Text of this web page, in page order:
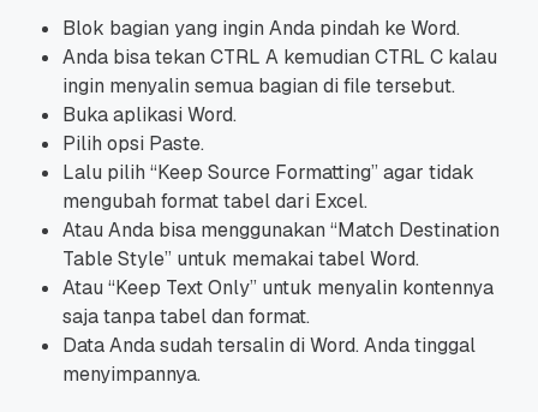
Blok bagian yang ingin Anda pindah ke Word.
Anda bisa tekan CTRL A kemudian CTRL C kalau
ingin menyalin semua bagian di file tersebut.
Buka aplikasi Word.
Pilih opsi Paste.
Lalu pilih “Keep Source Formatting” agar tidak
mengubah format tabel dari Excel.
Atau Anda bisa menggunakan “Match Destination
Table Style” untuk memakai tabel Word.
Atau “Keep Text Only” untuk menyalin kontennya
saja tanpa tabel dan format.
Data Anda sudah tersalin di Word. Anda tinggal
menyimpannya.